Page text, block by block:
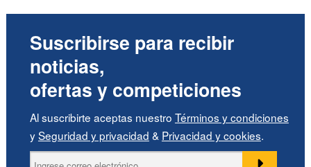
Suscribirse para recibir
noticias,
ofertas y competiciones
Al suscribirte aceptas nuestro Términos y condiciones
ySeguridad y privacidad & Privacidad y cookies.